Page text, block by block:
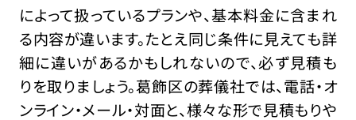
によって扱っているプランや、基本料金に含まれ
る内容が違います。たとえ同じ条件に見えても詳
細に違いがあるかもしれないので、必ず見積も
りを取りましょう。葛飾区の葬儀社では、電話・オ
ンライン・メール・対面と、様々な形で見積もりや